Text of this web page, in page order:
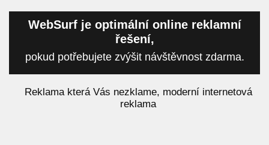
WebSurf je optimální online reklamní
řešení,
pokud potřebujete zvýšit návštěvnost zdarma.
Reklama která Vás nezklame, moderní internetová
reklama